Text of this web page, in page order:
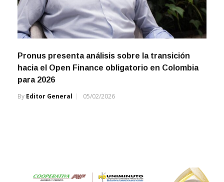
Pronus presenta análisis sobre la transición
hacia el Open Finance obligatorio en Colombia
para 2026
By Editor General 05/02/2026